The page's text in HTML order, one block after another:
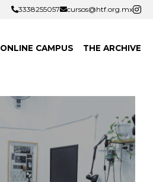
3338255057 cursos@htf.org.mx
3338255057 cursos@htf.org.mx
ONLINE CAMPUS THE ARCHIVE